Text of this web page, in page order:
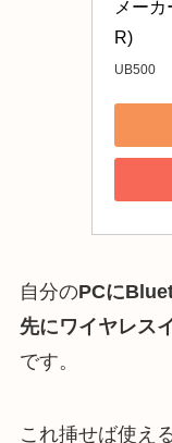
メー
R)
UB500
自分のPCに
先にワイヤレス
です。
これ挿せば使え